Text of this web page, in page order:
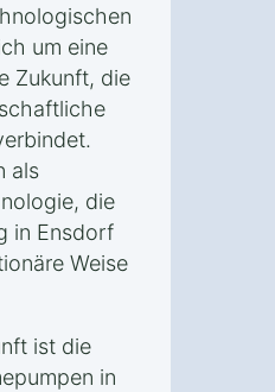
um eine
Zukunft, die
als
die
in Ensdorf
Weise
ist die
in